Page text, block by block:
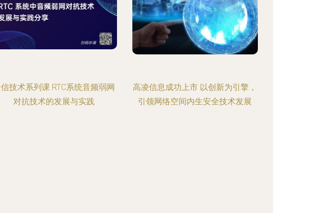
技术系列课 RTC系统音频弱网
对抗技术的发展与实践
高凌信息成功上市 以创新为引擎，
引领网络空间内生安全技术发展